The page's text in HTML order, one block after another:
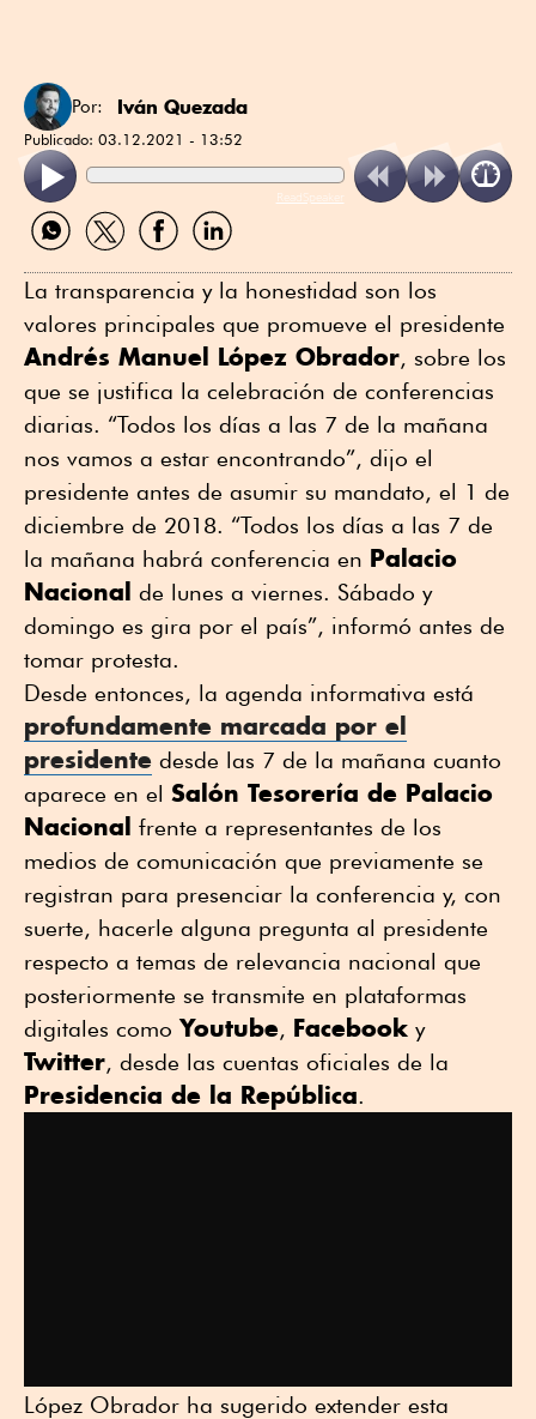
Por: Iván Quezada
Publicado: 03.12.2021 - 13:52
ReadSpeaker
Compartir
por
Compartir
por
Compartir
por
Compartir
por
La transparencia y la honestidad son los
valores principales que promueve el presidente
Andrés Manuel López Obrador, sobre los
que se justifica la celebración de conferencias
diarias. “Todos los días a las 7 de la mañana
nos vamos a estar encontrando”, dijo el
presidente antes de asumir su mandato, el 1 de
diciembre de 2018. “Todos los días a las 7 de
la mañana habrá conferencia en Palacio
Nacional de lunes a viernes. Sábado y
domingo es gira por el país”, informó antes de
tomar protesta.
Desde entonces, la agenda informativa está
profundamente marcada por el
presidente desde las 7 de la mañana cuanto
aparece en el Salón Tesorería de Palacio
Nacional frente a representantes de los
medios de comunicación que previamente se
registran para presenciar la conferencia y, con
suerte, hacerle alguna pregunta al presidente
respecto a temas de relevancia nacional que
posteriormente se transmite en plataformas
digitales comoYoutube, Facebook y
Twitter, desde las cuentas oficiales de la
Presidencia de la República.
López Obrador ha sugerido extender esta